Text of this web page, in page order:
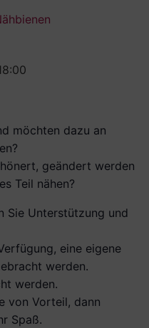
möchten dazu an
geändert werden
Teil nähen?
Sie Unterstützung und
eine eigene
werden.
werden.
von Vorteil, dann
Spaß.